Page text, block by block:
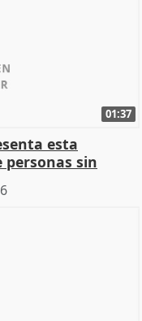
01:37
esta
sin